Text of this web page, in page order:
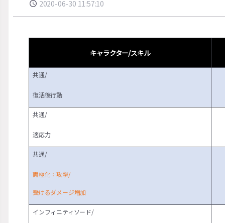
2020-06-30 11:57:10
キャラクター/スキル
共通/
復活後行動
共通/
適応力
共通/
両極化：攻撃/
受けるダメージ増加
インフィニティソード/